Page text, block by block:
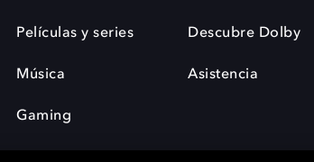
Películas y series
Música
Gaming
Descubre Dolby
Asistencia